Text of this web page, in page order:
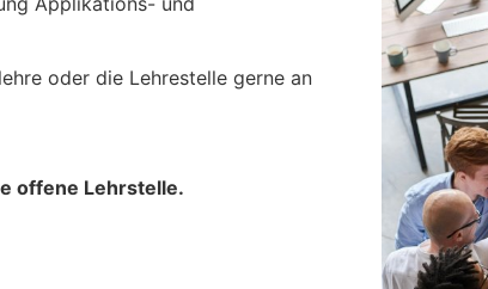
oder die Lehrestelle gerne an
offene Lehrstelle.